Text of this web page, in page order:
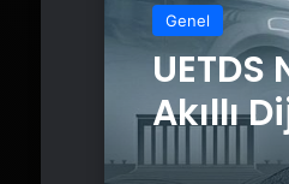
Genel
Akıllı